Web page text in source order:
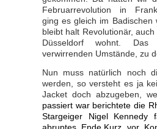
Februarrevolution in
ging es gleich im Badischen
bleibt halt Revolutionär,
Düsseldorf wohnt.
verwirrenden Umstände, zu
Nun muss natürlich noch
werden, so versteht es ja
Jacket doch abzugeben,
passiert war berichtete die
Stargeiger Nigel Kennedy
abruptes Ende.Kurz vor